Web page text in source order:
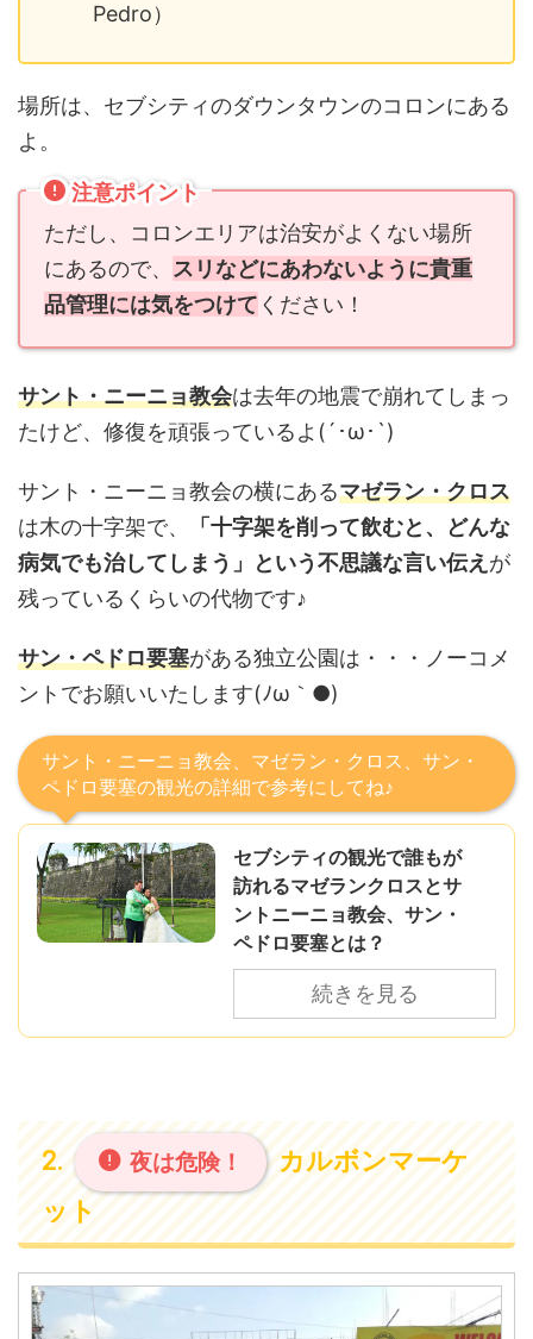
Pedro）
場所は、セブシティのダウンタウンのコロンにある
よ。
注意ポイント
ただし、コロンエリアは治安がよくない場所
にあるので、 スリなどにあわないように貴重
品管理には気をつけて ください！
サント・ニーニョ教会は去年の地震で崩れてしまっ
たけど、修復を頑張っているよ(´･ω･`)
サント・ニーニョ教会の横にあるマゼラン・クロス
は木の十字架で、
「十字架を削って飲むと、どんな
病気でも治してしまう」という不思議な言い伝え が
残っているくらいの代物です♪
サン・ペドロ要塞がある独立公園は・・・ノーコメ
ントでお願いいたします(ﾉω｀●)
サント・ニーニョ教会、マゼラン・クロス、サン・
ペドロ要塞の観光の詳細で参考にしてね♪
セブシティの観光で誰もが
訪れるマゼランクロスとサ
ントニーニョ教会、サン・
ペドロ要塞とは？
続きを見る
夜は危険！
カルボンマーケ
ット